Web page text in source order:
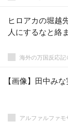
ヒロアカの堀越
人にするなと
海外の万国反応記
【画像】田中み
アルファルファモ